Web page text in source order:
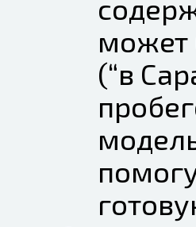
может
(“в